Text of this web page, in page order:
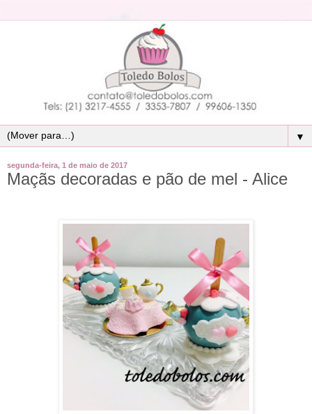
▼
segunda-feira, 1 de maio de 2017
Maçãs decoradas e pão de mel - Alice